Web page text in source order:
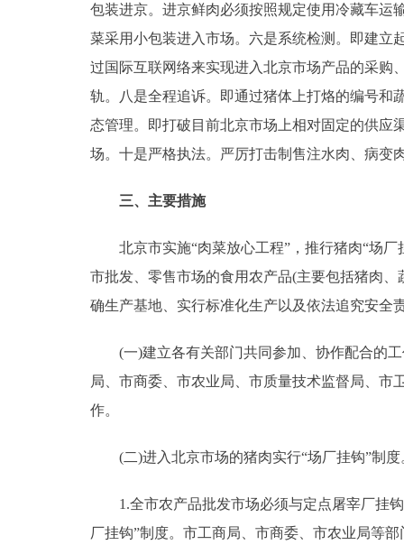
包装进京。进京鲜肉必须按照规定使用冷藏车运
菜采用小包装进入市场。六是系统检测。即建立
过国际互联网络来实现进入北京市场产品的采购
轨。八是全程追诉。即通过猪体上打烙的编号和
态管理。即打破目前北京市场上相对固定的供应
场。十是严格执法。严厉打击制售注水肉、病变
三、主要措施
北京市实施“肉菜放心工程”，推行猪肉“场厂
市批发、零售市场的食用农产品(主要包括猪肉
确生产基地、实行标准化生产以及依法追究安全
(一)建立各有关部门共同参加、协作配合的工
局、市商委、市农业局、市质量技术监督局、
作。
(二)进入北京市场的猪肉实行“场厂挂钩”制度
1.全市农产品批发市场必须与定点屠宰厂挂钩
厂挂钩”制度。市工商局、市商委、市农业局等